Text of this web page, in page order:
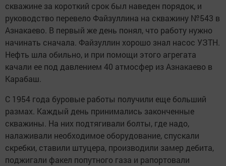
скважине за короткий срок был наведен порядок, и
руководство перевело Файзуллина на скважину №543 в
Азнакаево. В первый же день понял, что работу нужно
начинать сначала. Файзуллин хорошо знал насос УЗТН.
Нефть шла обильно, и при помощи этого агрегата
качали ее под давлением 40 атмосфер из Азнакаево в
Карабаш.
С 1954 года буровые работы получили еще больший
размах. Каждый день принимались законченные
скважины. На них подтягивали болты, где надо,
налаживали необходимое оборудование, спускали
скребки, ставили штуцера, производили замер дебита,
поджигали факел попутного газа и рапортовали